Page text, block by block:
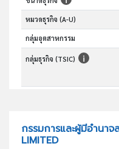
หมวดธุรกิจ (A-U)
กลุ่มอุตสาหกรรม
กลุ่มธุรกิจ (TSIC)
กรรมการและผู้มีอำนาจ
LIMITED